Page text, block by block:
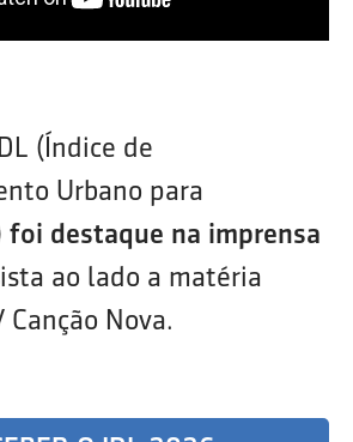
(Índice de
Urbano para
foi destaque na imprensa
ao lado a matéria
Nova.